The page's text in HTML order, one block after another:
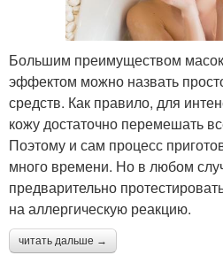
Большим преимуществом
эффектом можно назвать
средств. Как правило, для
кожу достаточно перемешать
Поэтому и сам процесс
много времени. Но в любом
предварительно
на аллергическую реакцию.
читать дальше →